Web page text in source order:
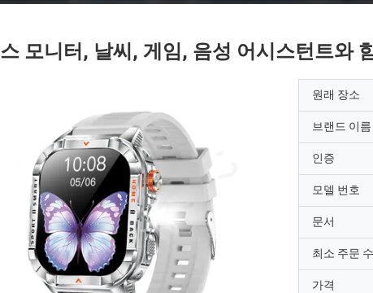
모니터, 날씨, 게임, 음성 어시스턴트와
원래 장소
브랜드 이름
인증
모델 번호
문서
최소 주문
가격